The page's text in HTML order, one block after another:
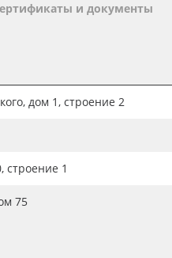
и документы
дом 1, строение 2
строение 1
75